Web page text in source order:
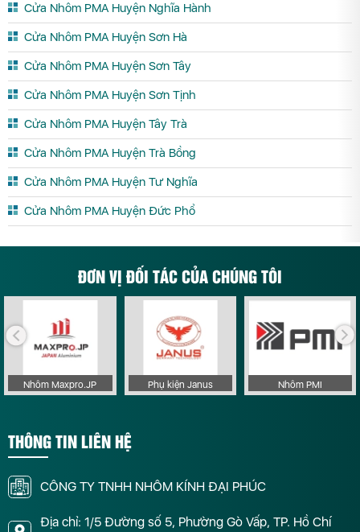
Cửa Nhôm PMA Huyện Nghĩa Hành
Cửa Nhôm PMA Huyện Sơn Hà
Cửa Nhôm PMA Huyện Sơn Tây
Cửa Nhôm PMA Huyện Sơn Tịnh
Cửa Nhôm PMA Huyện Tây Trà
Cửa Nhôm PMA Huyện Trà Bồng
Cửa Nhôm PMA Huyện Tư Nghĩa
Cửa Nhôm PMA Huyện Đức Phổ
ĐƠN VỊ ĐỐI TÁC CỦA CHÚNG TÔI
Nhôm Maxpro.JP Phụ kiện Janus Nhôm PMI
THÔNG TIN LIÊN HỆ
CÔNG TY TNHH NHÔM KÍNH ĐẠI PHÚC
Địa chỉ: 1/5 Đường số 5, Phường Gò Vấp, TP. Hồ Chí